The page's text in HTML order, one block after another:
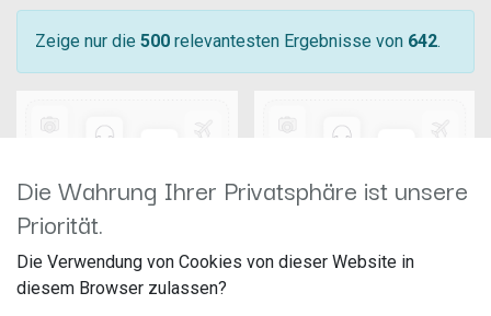
Zeige nur die 500 relevantesten Ergebnisse von 642.
Die Wahrung Ihrer Privatsphäre ist unsere
Priorität.
Die Verwendung von Cookies von dieser Website in
diesem Browser zulassen?